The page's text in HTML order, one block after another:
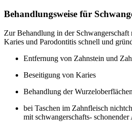
Behandlungsweise für
Zur Behandlung in der Schwangerschaft
Karies und Parodontitis schnell und
Entfernung von Zahnstein und
Beseitigung von Karies
Behandlung der
bei Taschen im Zahnfleisch
mit schwangerschafts-